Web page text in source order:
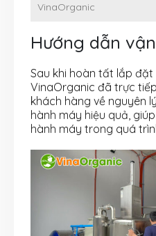
VinaOrganic
Hướng dẫn
Sau khi hoàn tất lắp
VinaOrganic đã trực
khách hàng về nguyên
hành máy hiệu quả,
hành máy trong quá